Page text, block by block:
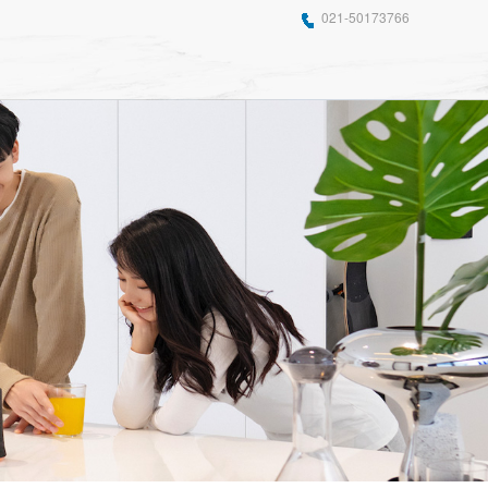
021-50173766